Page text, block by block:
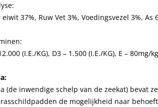
eiwit 37%, Ruw Vet 3%, Voedingsvezel 3%, As
(I.E./KG), D3 – 1.500 (I.E./KG), E – 80mg/
(de inwendige schelp van de zeekat) bevat
de mogelijkheid naar